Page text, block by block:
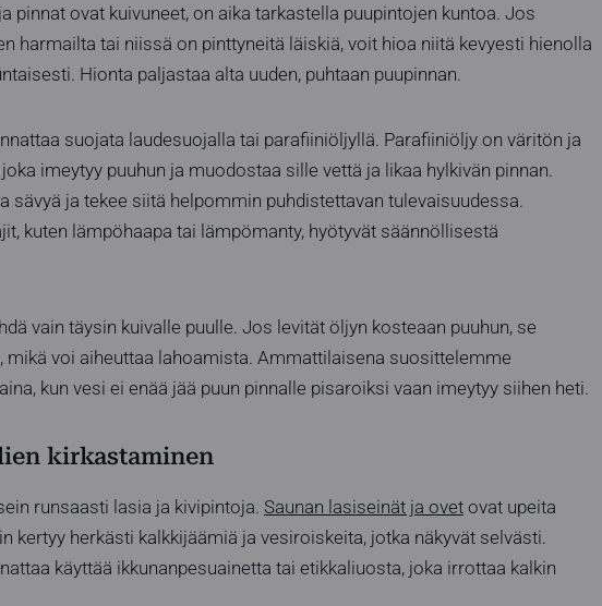
pinnat ovat kuivuneet, on aika tarkastella puupintojen kuntoa. Jos
harmailta tai niissä on pinttyneitä läiskiä, voit hioa niitä kevyesti hienolla
Hionta paljastaa alta uuden, puhtaan puupinnan.
suojata laudesuojalla tai parafiiniöljyllä. Parafiiniöljy on väritön ja
imeytyy puuhun ja muodostaa sille vettä ja likaa hylkivän pinnan.
sävyä ja tekee siitä helpommin puhdistettavan tulevaisuudessa.
kuten lämpöhaapa tai lämpömanty, hyötyvät säännöllisestä
vain täysin kuivalle puulle. Jos levität öljyn kosteaan puuhun, se
mikä voi aiheuttaa lahoamista. Ammattilaisena suosittelemme
kun vesi ei enää jää puun pinnalle pisaroiksi vaan imeytyy siihen heti.
kirkastaminen
runsaasti lasia ja kivipintoja. Saunan lasiseinät ja ovet ovat upeita
kertyy herkästi kalkkijäämiä ja vesiroiskeita, jotka näkyvät selvästi.
käyttää ikkunanpesuainetta tai etikkaliuosta, joka irrottaa kalkin